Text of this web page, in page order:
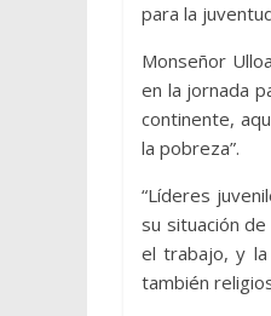
para la
Monseñor
en la jornada
continente,
la pobreza”.
“Líderes
su situación
el trabajo, y la
también